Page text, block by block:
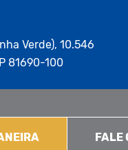
Verde), 10.546
81690-100
FALE